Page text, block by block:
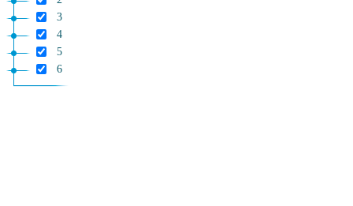
3
4
5
6